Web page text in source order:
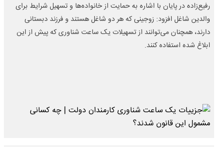
رفیع‌زاده در پایان با اشاره به حمایت از خانواده‌ها و تسهیل شرایط برای
والدین شاغل افزود: زوجینی که هر دو شاغل هستند و فرزند دبستانی
دارند، همچنان می‌توانند از تسهیلات یک ساعت شناوری که پیش از این
ابلاغ شده استفاده کنند.